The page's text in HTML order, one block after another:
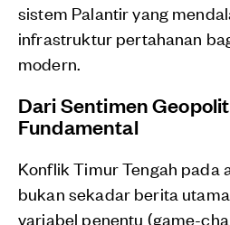
sistem Palantir yang
infrastruktur pertahanan
modern.
Dari Sentimen
Fundamental
Konflik Timur Tengah pada
bukan sekadar berita
variabel penentu (game-